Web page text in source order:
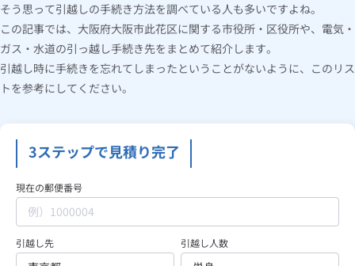
引越し業者ランキング
引越し見積りシミュレーション
見積り依頼
Daigasコラム
総合TOP 業務用・産業用のお客さま 企業情報
プライバシーポリシー
そう思って引越しの手続き方法を調べている人も多いですよね。
この記事では、大阪府大阪市此花区に関する市役所・区役所や、電気・
ガス・水道の引っ越し手続き先をまとめて紹介します。
引越し時に手続きを忘れてしまったということがないように、このリス
トを参考にしてください。
3ステップで見積り完了
現在の郵便番号
引越し先 引越し人数